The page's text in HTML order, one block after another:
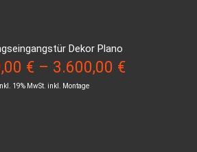
Dekor Plano
€– 3.600,00 €
Inkl. 19% MwSt. inkl. Montage